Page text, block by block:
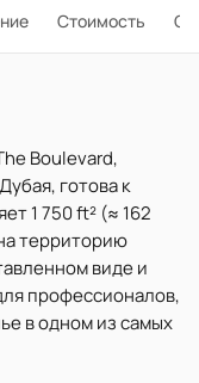
Стоимость О
Boulevard,
готова к
1 750 ft² (≈ 162
территорию
виде и
профессионалов,
в одном из самых